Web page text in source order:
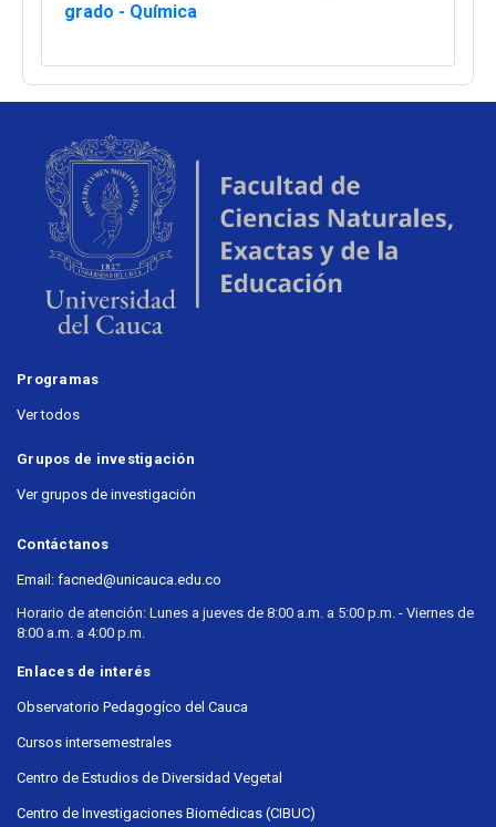
grado - Química
Programas
Ver todos
Grupos de investigación
Ver grupos de investigación
Contáctanos
Email: facned@unicauca.edu.co
Horario de atención: Lunes a jueves de 8:00 a.m. a 5:00 p.m. - Viernes de
8:00 a.m. a 4:00 p.m.
Enlaces de interés
Observatorio Pedagogíco del Cauca
Cursos intersemestrales
Centro de Estudios de Diversidad Vegetal
Centro de Investigaciones Biomédicas (CIBUC)